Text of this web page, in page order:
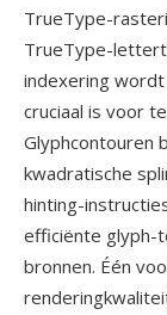
TrueType-
TrueType-
indexering
cruciaal is voor
Glyphcontouren
kwadratische
hinting-
efficiënte glyph-
bronnen. Één